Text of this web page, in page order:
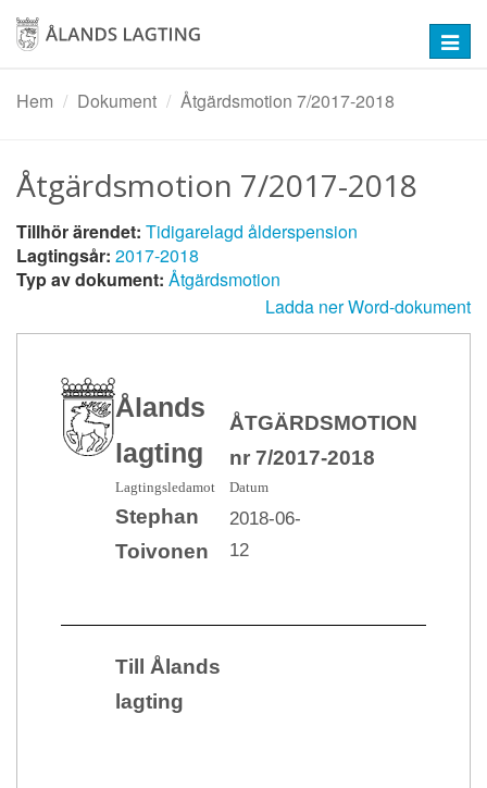
Hoppa
huvudinnehåll
Hem
Dokument Åtgärdsmotion 7/2017-2018
Åtgärdsmotion 7/2017-2018
Tillhör ärendet: Tidigarelagd ålderspension
Lagtingsår: 2017-2018
Typ av dokument: Åtgärdsmotion
Ladda ner Word-dokument
Ålands
lagting
ÅTGÄRDSMOTION
nr 7/2017-2018
Lagtingsledamot Datum
Stephan
Toivonen
2018-06-
12
Till Ålands
lagting